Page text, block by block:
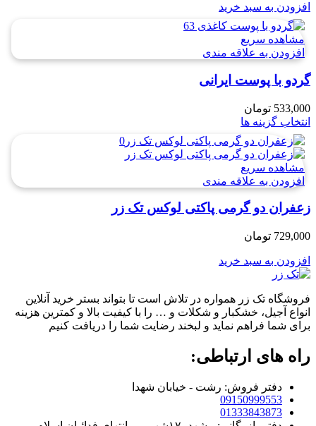
افزودن به سبد خرید
مشاهده سریع
افزودن به علاقه مندی
گردو با پوست ایرانی
533,000 تومان
انتخاب گزینه ها
مشاهده سریع
افزودن به علاقه مندی
زعفران دو گرمی پاکتی لوکس تک زر
729,000 تومان
افزودن به سبد خرید
فروشگاه تک زر همواره در تلاش است تا بتواند بستر خرید آنلاین
انواع آجیل، خشکبار و شکلات و … را با کیفیت بالا و کمترین هزینه
برای شما فراهم نماید و لبخند رضایت شما را دریافت کنیم
راه های ارتباطی:
دفتر فروش: رشت - خیابان شهدا
09150999553
01333843873